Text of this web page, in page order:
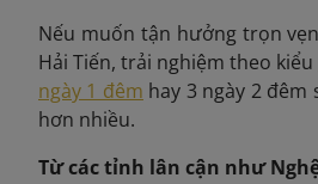
Nếu muốn tận hưởng trọn
Hải Tiến, trải nghiệm theo kiểu
ngày 1 đêm hay 3 ngày 2
hơn nhiều.
Từ các tỉnh lân cận như